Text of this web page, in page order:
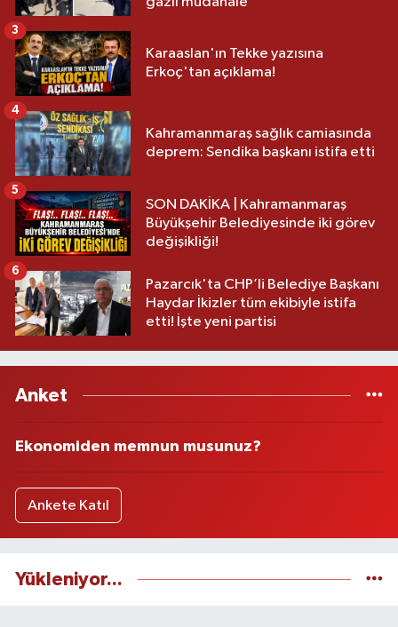
Karaaslan'ın Tekke yazısına
Erkoç'tan açıklama!
3
Kahramanmaraş sağlık camiasında
deprem: Sendika başkanı istifa etti
4
SON DAKİKA | Kahramanmaraş
Büyükşehir Belediyesinde iki görev
değişikliği!
5
Pazarcık'ta CHP’li Belediye Başkanı
Haydar İkizler tüm ekibiyle istifa
etti! İşte yeni partisi
6
Anket
Ekonomiden memnun musunuz?
Ankete Katıl
Yükleniyor...